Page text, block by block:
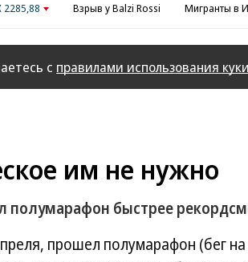
2285,88 Взрыв у Balzi Rossi Мигранты в
с правилами использования куки
им не нужно
полумарафон быстрее
прошел полумарафон (бег